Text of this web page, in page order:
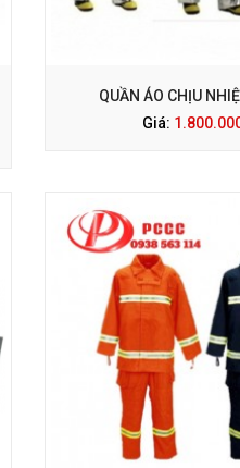
QUẦN ÁO CHỊU
Giá: